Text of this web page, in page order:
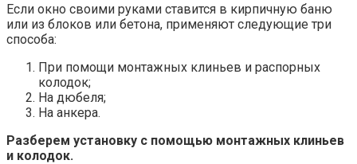
Если окно своими руками ставится в кирпичную баню
или из блоков или бетона, применяют следующие три
способа:
При помощи монтажных клиньев и распорных
колодок;
На дюбеля;
На анкера.
Разберем установку с помощью монтажных клиньев
и колодок.